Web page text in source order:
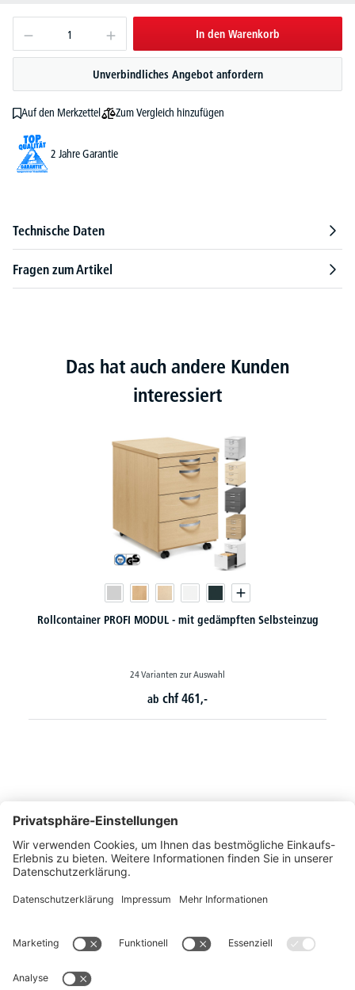
In den Warenkorb
Unverbindliches Angebot anfordern
Auf den Merkzettel Zum Vergleich hinzufügen
2 Jahre Garantie
Technische Daten
Fragen zum Artikel
Das hat auch andere Kunden
interessiert
Rollcontainer PROFI MODUL - mit gedämpften Selbsteinzug
24 Varianten zur Auswahl
ab chf 461,-
Montags bis Freitags von 08:30 - 17:00 Uhr
+41 44 240 / 11 55
+41 44 240 / 11 57
info@office-trade.ch